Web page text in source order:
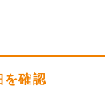
を確認